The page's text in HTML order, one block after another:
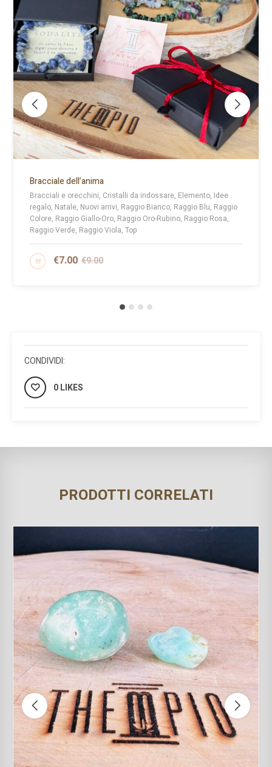
Bracciale dell’anima
Bracciali e orecchini, Cristalli da indossare, Elemento, Idee
regalo, Natale, Nuovi arrivi, Raggio Bianco, Raggio Blu, Raggio
Colore, Raggio Giallo-Oro, Raggio Oro-Rubino, Raggio Rosa,
Raggio Verde, Raggio Viola, Top
€9.00
€7.00
AGGIUNGI AL CARRELLO
CONDIVIDI:
0 LIKES
PRODOTTI CORRELATI